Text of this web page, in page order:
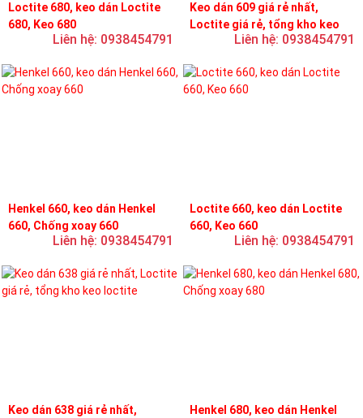
Loctite 680, keo dán Loctite
680, Keo 680
Liên hệ: 0938454791
Keo dán 609 giá rẻ nhất,
Loctite giá rẻ, tổng kho keo
Liên hệ: 0938454791
Henkel 660, keo dán Henkel
660, Chống xoay 660
Liên hệ: 0938454791
Loctite 660, keo dán Loctite
660, Keo 660
Liên hệ: 0938454791
Keo dán 638 giá rẻ nhất,
Henkel 680, keo dán Henkel